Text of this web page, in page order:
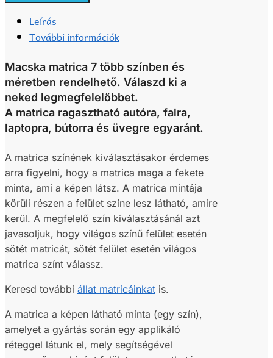
7
mennyiség
Leírás
További információk
Macska matrica 7 több színben és
méretben rendelhető. Válaszd ki a
neked legmegfelelőbbet.
A matrica ragasztható autóra, falra,
laptopra, bútorra és üvegre egyaránt.
A matrica színének kiválasztásakor érdemes
arra figyelni, hogy a matrica maga a fekete
minta, ami a képen látsz. A matrica mintája
körüli részen a felület színe lesz látható, amire
kerül. A megfelelő szín kiválasztásánál azt
javasoljuk, hogy világos színű felület esetén
sötét matricát, sötét felület esetén világos
matrica színt válassz.
Keresd további állat matricáinkat is.
A matrica a képen látható minta (egy szín),
amelyet a gyártás során egy applikáló
réteggel látunk el, mely segítségével